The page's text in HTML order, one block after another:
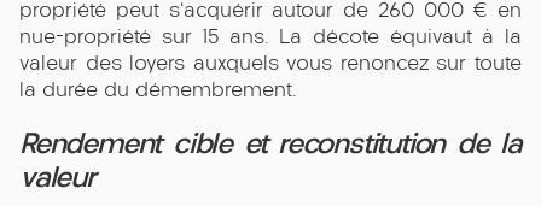
propriété peut s'acquérir autour de 260 000 € en
nue-propriété sur 15 ans. La décote équivaut à la
valeur des loyers auxquels vous renoncez sur toute
la durée du démembrement.
Rendement cible et reconstitution de la
valeur